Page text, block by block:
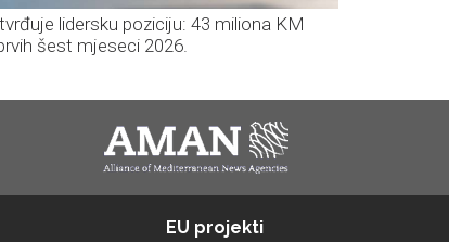
lidersku poziciju: 43 miliona KM
šest mjeseci 2026.
EU projekti